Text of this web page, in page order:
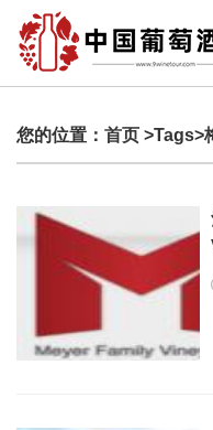
您的位置： 首页 >Tags>